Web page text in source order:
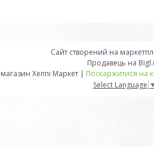
Сайт створений на
Продавець на
Інтернет-магазин Хеппі Маркет | Поскаржитися на
Select Language